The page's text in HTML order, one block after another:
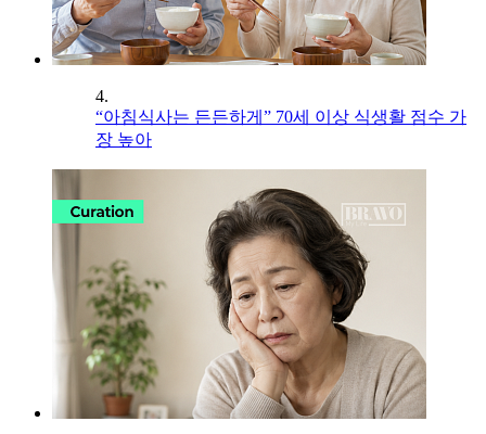
4.
“아침식사는 든든하게” 70세 이상 식생활 점수 가
장 높아